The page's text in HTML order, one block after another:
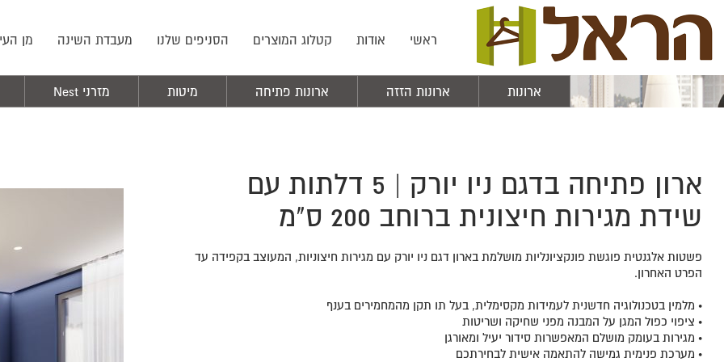
ראשי אודות קטלוג המוצרים הסניפים שלנו מעבדת השינה מן
ארונות ארונות הזזה ארונות פתיחה מיטות מזרני Nest
ארון פתיחה בדגם ניו יורק | 5 דלתות עם
שידת מגירות חיצונית ברוחב 200 ס"מ
פשטות אלגנטית פוגשת פונקציונליות מושלמת בארון דגם ניו יורק עם מגירות חיצוניות, המעוצב בקפידה עד
הפרט האחרון.
• מלמין בטכנולוגיה חדשנית לעמידות מקסימלית, בעל תו תקן מהמחמירים בענף
• ציפוי כפול המגן על המבנה מפני שחיקה ושריטות
• מגירות בעומק מושלם המאפשרות סידור יעיל ומאורגן
• מערכת פנימית גמישה להתאמה אישית לבחירתכם